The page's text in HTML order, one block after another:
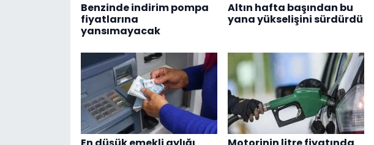
Benzinde indirim pompa
fiyatlarına
yansımayacak
Altın hafta başından bu
yana yükselişini sürdürdü